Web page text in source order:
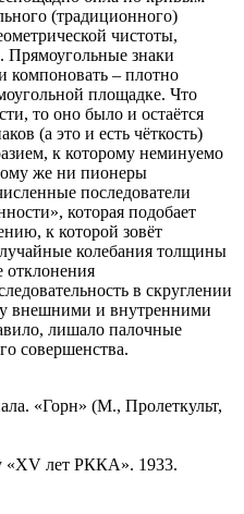
(традиционного)
чистоты,
Прямоугольные знаки
компоновать – плотно
площадке. Что
то оно было и остаётся
(а это и есть чёткость)
к которому неминуемо
же ни пионеры
последователи
которая подобает
к которой зовёт
колебания толщины
отклонения
в скруглении
внешними и внутренними
лишало палочные
совершенства.
«Горн» (М., Пролеткульт,
«XV лет РККА». 1933.